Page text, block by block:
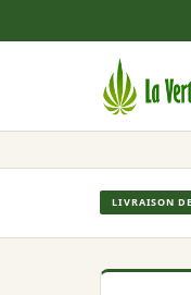
LIVRAISON